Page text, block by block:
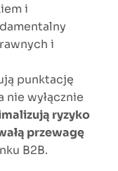
i
i
punktację
nie wyłącznie
ryzyko
przewagę
B2B.